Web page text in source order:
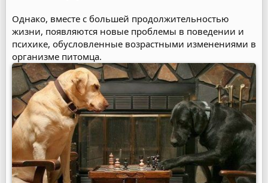
Однако, вместе с большей продолжительностью
жизни, появляются новые проблемы в поведении и
психике, обусловленные возрастными изменениями в
организме питомца.